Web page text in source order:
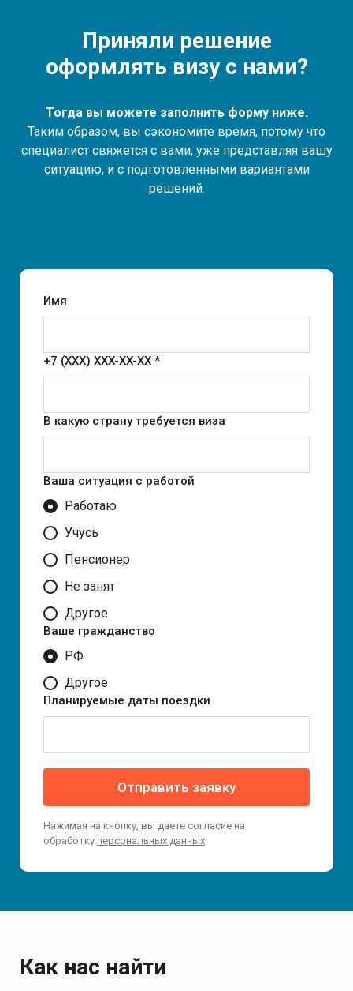
Приняли решение
оформлять визу с нами?
Тогда вы можете заполнить форму ниже.
Таким образом, вы сэкономите время, потому что
специалист свяжется с вами, уже представляя вашу
ситуацию, и с подготовленными вариантами
решений.
Имя
+7 (XXX) XXX-XX-XX *
В какую страну требуется виза
Ваша ситуация с работой
Работаю
Учусь
Пенсионер
Не занят
Другое
Ваше гражданство
РФ
Другое
Планируемые даты поездки
Отправить заявку
Нажимая на кнопку, вы даете согласие на
обработку персональных данных
Как нас найти